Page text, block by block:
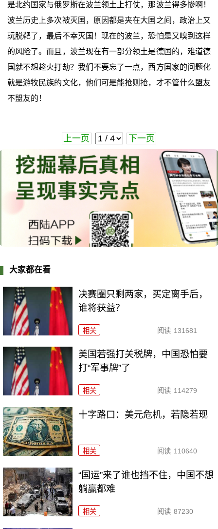
是北约国家与俄罗斯在波兰领土上打仗，那波兰得多惨啊！
波兰历史上多次被灭国，原因都是夹在大国之间，政治上又
玩脱靶了，最后不幸灭国！现在的波兰，恐怕是又嗅到这样
的风险了。而且，波兰现在有一部分领土是德国的，难道德
国就不想趁火打劫？我们不要忘了一点，西方国家的问题化
就是游牧民族的文化，他们可是能抢则抢，才不管什么盟友
不盟友的！
上一页 下一页
大家都在看
决赛圈只剩两家，买定离手后，
谁将获益？
相关 阅读 131681
美国若强打关税牌，中国恐怕要
打“军事牌”了
相关 阅读 114279
十字路口：美元危机，若隐若现
相关 阅读 110640
“国运”来了谁也挡不住，中国不想
躺赢都难
相关 阅读 87230